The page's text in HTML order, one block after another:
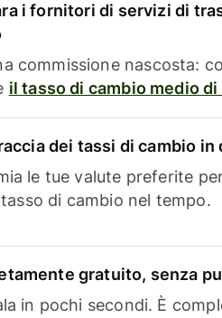
i fornitori di servizi di
commissione nascosta:
il tasso di cambio medio
dei tassi di cambio in
le tue valute preferite
di cambio nel tempo.
gratuito, senza
in pochi secondi. È